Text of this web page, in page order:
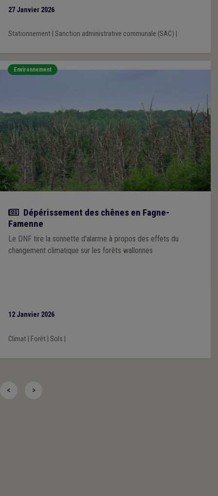
27 Janvier 2026
Stationnement| Sanction administrative communale (SAC)
Environnement
Actualité
Dépérissement des chênes en Fagne-
Famenne
Le DNF tire la sonnette d'alarme à propos des effets du
changement climatique sur les forêts wallonnes
12 Janvier 2026
Climat| Forêt| Sols
< >